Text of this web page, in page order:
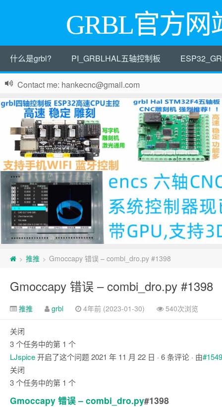
GRBL官方网
什么是grbl? PI_GRBLHAL五轴控制板
Contact me: hankecnc@gmail.com
> 推推 > Gmoccapy 错误 – combi_dro.py #1398
Gmoccapy 错误 – combi_dro.py #1398
推推 grbl 4年前 (2023-01-30) 540次浏览
关闭
3 个任务中的第 1 个
LJspice开启了这个问题2021 年 11 月 22 日 · 6 条评论 · 由#1549
关闭
3 个任务中的第 1 个
Gmoccapy 错误 – combi_dro.py#1398